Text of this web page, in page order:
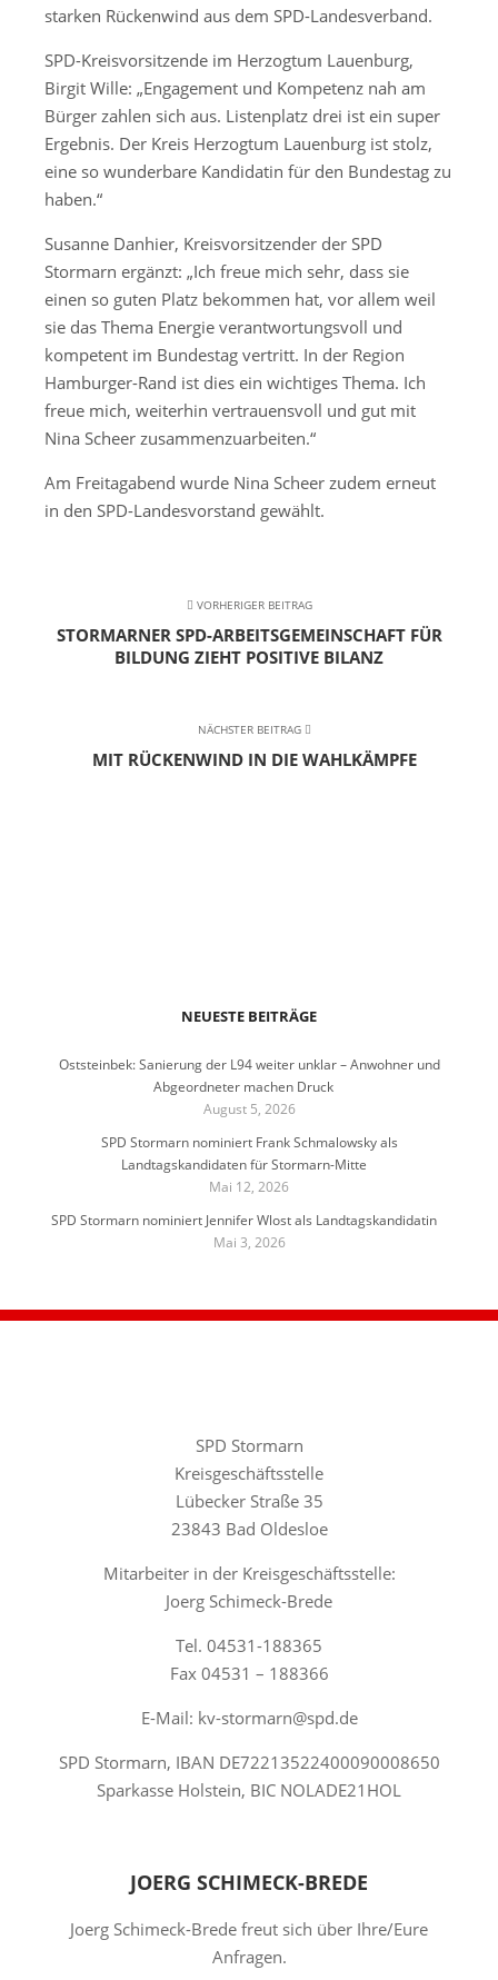
starken Rückenwind aus dem SPD-Landesverband.
SPD-Kreisvorsitzende im Herzogtum Lauenburg,
Birgit Wille: „Engagement und Kompetenz nah am
Bürger zahlen sich aus. Listenplatz drei ist ein super
Ergebnis. Der Kreis Herzogtum Lauenburg ist stolz,
eine so wunderbare Kandidatin für den Bundestag zu
haben.“
Susanne Danhier, Kreisvorsitzender der SPD
Stormarn ergänzt: „Ich freue mich sehr, dass sie
einen so guten Platz bekommen hat, vor allem weil
sie das Thema Energie verantwortungsvoll und
kompetent im Bundestag vertritt. In der Region
Hamburger-Rand ist dies ein wichtiges Thema. Ich
freue mich, weiterhin vertrauensvoll und gut mit
Nina Scheer zusammenzuarbeiten.“
Am Freitagabend wurde Nina Scheer zudem erneut
in den SPD-Landesvorstand gewählt.
VORHERIGER BEITRAG
STORMARNER SPD-ARBEITSGEMEINSCHAFT FÜR
BILDUNG ZIEHT POSITIVE BILANZ
NÄCHSTER BEITRAG
MIT RÜCKENWIND IN DIE WAHLKÄMPFE
NEUESTE BEITRÄGE
Oststeinbek: Sanierung der L94 weiter unklar – Anwohner und
Abgeordneter machen Druck
August 5, 2026
SPD Stormarn nominiert Frank Schmalowsky als
Landtagskandidaten für Stormarn-Mitte
Mai 12, 2026
SPD Stormarn nominiert Jennifer Wlost als Landtagskandidatin
Mai 3, 2026
SPD Stormarn
Kreisgeschäftsstelle
Lübecker Straße 35
23843 Bad Oldesloe
Mitarbeiter in der Kreisgeschäftsstelle:
Joerg Schimeck-Brede
Tel. 04531-188365
Fax 04531 – 188366
E-Mail: kv-stormarn@spd.de
SPD Stormarn, IBAN DE72213522400090008650
Sparkasse Holstein, BIC NOLADE21HOL
JOERG SCHIMECK-BREDE
Joerg Schimeck-Brede freut sich über Ihre/Eure
Anfragen.